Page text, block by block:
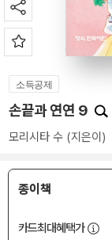
소득공제
손끝과 연연 9
모리시타 수 (지은이)
종이책
카드최대혜택가